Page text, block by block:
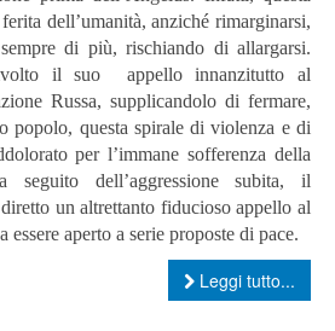
dell’umanità, anziché rimarginarsi,
di più, rischiando di allargarsi.
il suo appello innanzitutto al
Russa, supplicandolo di fermare,
popolo, questa spirale di violenza e di
per l’immane sofferenza della
seguito dell’aggressione subita, il
un altrettanto fiducioso appello al
essere aperto a serie proposte di pace.
Leggi tutto...